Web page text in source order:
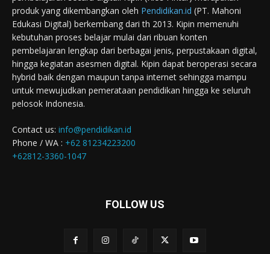
produk yang dikembangkan oleh Pendidikan.id (PT. Mahoni
Edukasi Digital) berkembang dari th 2013. Kipin memenuhi
kebutuhan proses belajar mulai dari ribuan konten
pembelajaran lengkap dari berbagai jenis, perpustakaan digital,
hingga kegiatan asesmen digital. Kipin dapat beroperasi secara
hybrid baik dengan maupun tanpa internet sehingga mampu
untuk mewujudkan pemerataan pendidikan hingga ke seluruh
pelosok Indonesia.
Contact us: info@pendidikan.id
Phone / WA : +62 81234223200
+62812-3360-1047
FOLLOW US